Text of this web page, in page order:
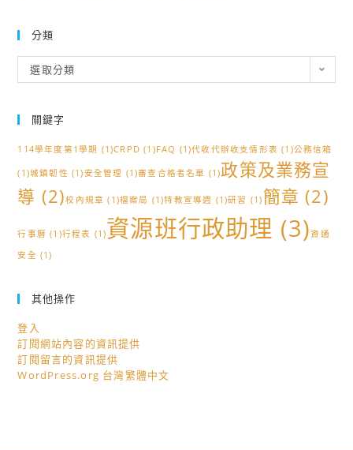
分類
類
選取分類
關鍵字
114學年度第1學期 (1)CRPD (1)FAQ (1)代收代辦收支情形表 (1)公務信箱
(1)城鎮韌性 (1)安全管理 (1)審查合格者名單 (1)政策及業務宣
導 (2)校內規章 (1)檔案局 (1)特教宣導週 (1)研習 (1) 簡章 (2)
行事曆 (1)行程表 (1)資源班行政助理 (3)資通
安全 (1)
其他操作
登入
訂閱網站內容的資訊提供
訂閱留言的資訊提供
WordPress.org 台灣繁體中文